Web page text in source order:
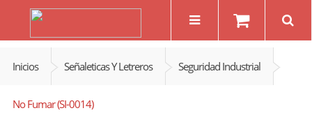
Inicios Señaleticas Y Letreros Seguridad Industrial
No Fumar (SI-0014)